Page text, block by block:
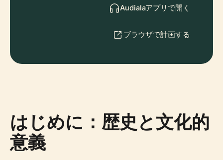
Audialaアプリで開く
ブラウザで計画する
はじめに：歴史と文化的
意義